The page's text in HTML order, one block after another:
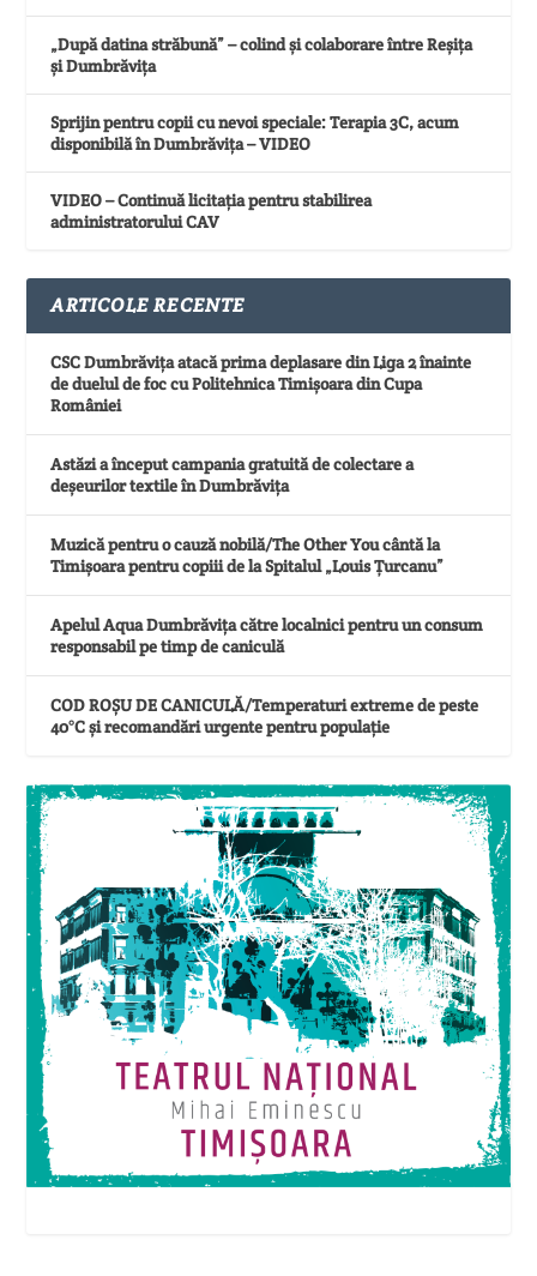
„După datina străbună” – colind și colaborare între Reșița
și Dumbrăvița
Sprijin pentru copii cu nevoi speciale: Terapia 3C, acum
disponibilă în Dumbrăvița – VIDEO
VIDEO – Continuă licitația pentru stabilirea
administratorului CAV
ARTICOLE RECENTE
CSC Dumbrăvița atacă prima deplasare din Liga 2 înainte
de duelul de foc cu Politehnica Timișoara din Cupa
României
Astăzi a început campania gratuită de colectare a
deșeurilor textile în Dumbrăvița
Muzică pentru o cauză nobilă/The Other You cântă la
Timișoara pentru copiii de la Spitalul „Louis Țurcanu”
Apelul Aqua Dumbrăvița către localnici pentru un consum
responsabil pe timp de caniculă
COD ROȘU DE CANICULĂ/Temperaturi extreme de peste
40°C și recomandări urgente pentru populație